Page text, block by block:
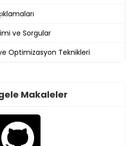
ve Sorgular
Optimizasyon Teknikleri
Makaleler